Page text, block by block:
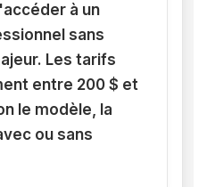
à un
sans
Les tarifs
entre 200 $ et
le modèle, la
ou sans